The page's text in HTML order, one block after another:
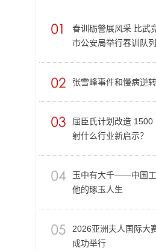
春训砺警展风采 比武
市公安局举行春训队
张雪峰事件和慢病逆
屈臣氏计划改造
射什么行业新启示？
玉中有大千——中国
他的琢玉人生
​2026亚洲夫人国际大
成功举行